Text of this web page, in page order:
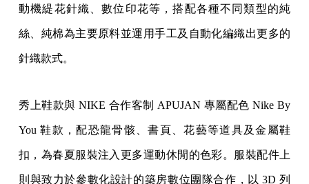
動機緹花針織、數位印花等，搭配各種不同類型的純
絲、純棉為主要原料並運用手工及自動化編織出更多的
針織款式。
秀上鞋款與 NIKE 合作客制 APUJAN 專屬配色 Nike By
You 鞋款，配恐龍骨骸、書頁、花藝等道具及金屬鞋
扣，為春夏服裝注入更多運動休閒的色彩。服裝配件上
則與致力於參數化設計的築房數位團隊合作，以 3D 列